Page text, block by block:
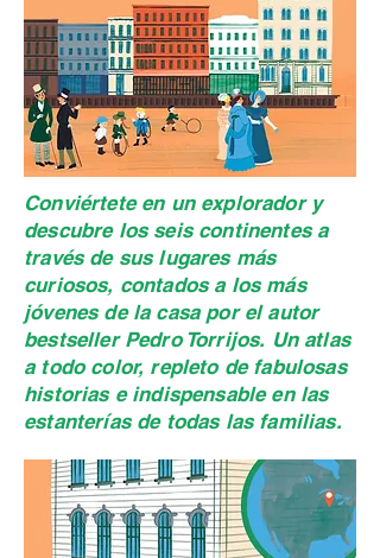
Conviértete en un explorador y
descubre los seis continentes a
través de sus lugares más
curiosos, contados a los más
jóvenes de la casa por el autor
bestseller Pedro Torrijos. Un atlas
a todo color, repleto de fabulosas
historias e indispensable en las
estanterías de todas las familias.